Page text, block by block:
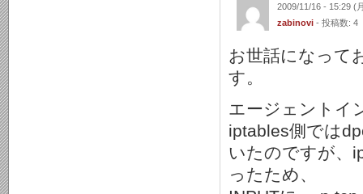
2009/11/16 - 15:29 (
zabinovi - 投稿数: 4
お世話になって
す。
エージェントイ
iptables側では
いたのですが、
ったため、